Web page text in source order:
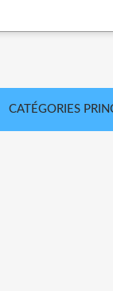
CATÉGORIES